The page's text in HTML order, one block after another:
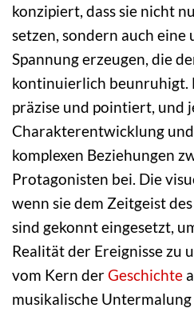
konzipiert, dass sie nicht
setzen, sondern auch
Spannung erzeugen, die
kontinuierlich beunruhigt.
präzise und pointiert, und
Charakterentwicklung
komplexen Beziehungen
Protagonisten bei. Die
wenn sie dem Zeitgeist
sind gekonnt eingesetzt,
Realität der Ereignisse zu
vom Kern derGeschichte
musikalische